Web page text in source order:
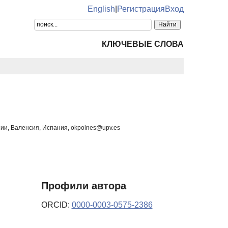
English РегистрацияВход
КЛЮЧЕВЫЕ СЛОВА
Валенсия, Испания, okpolnes@upv.es
Профили автора
ORCID: 0000-0003-0575-2386